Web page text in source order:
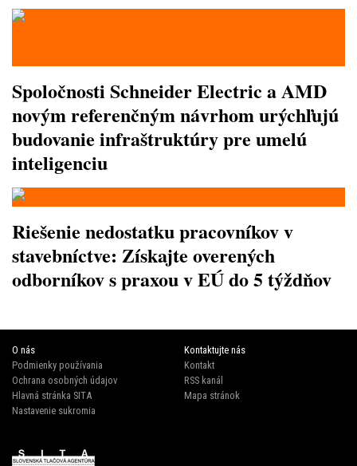
Spoločnosti Schneider Electric a AMD
novým referenčným návrhom urýchľujú
budovanie infraštruktúry pre umelú
inteligenciu
Riešenie nedostatku pracovníkov v
stavebníctve: Získajte overených
odborníkov s praxou v EÚ do 5 týždňov
O nás
Podmienky používania
Ochrana osobných údajov
Hlavná stránka SITA
Nastavenie sukromia
Kontaktujte nás
Kontakt
RSS kanál
Mapa stránok